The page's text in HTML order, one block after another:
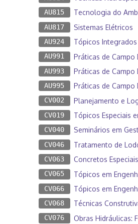
AU815 Tecnologia do
AU817 Sistemas Elétricos
AU924 Tópicos Integrados
AU991 Práticas de Campo
AU993 Práticas de Campo
AU995 Práticas de Campo
CV002 Planejamento e
CV019 Tópicos Especiais
CV040 Seminários em
CV046 Tratamento de
CV063 Concretos Especiais
CV065 Tópicos em
CV066 Tópicos em
CV068 Técnicas
CV076 Obras Hidráulicas: